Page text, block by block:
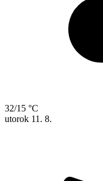
32/15 °C
utorok 11. 8.